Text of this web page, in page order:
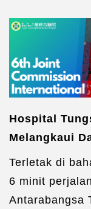
Hospital
Melangkaui
Terletak di
6 minit
Antarabangsa